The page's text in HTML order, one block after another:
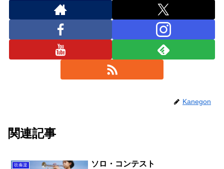
Kanegon
関連記事
吹奏楽 ソロ・コンテスト